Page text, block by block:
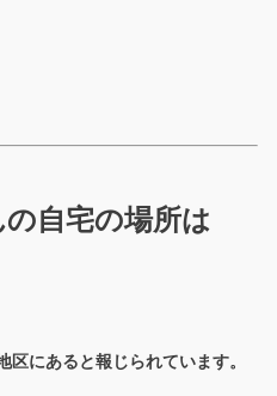
自宅の場所は
にあると報じられています。